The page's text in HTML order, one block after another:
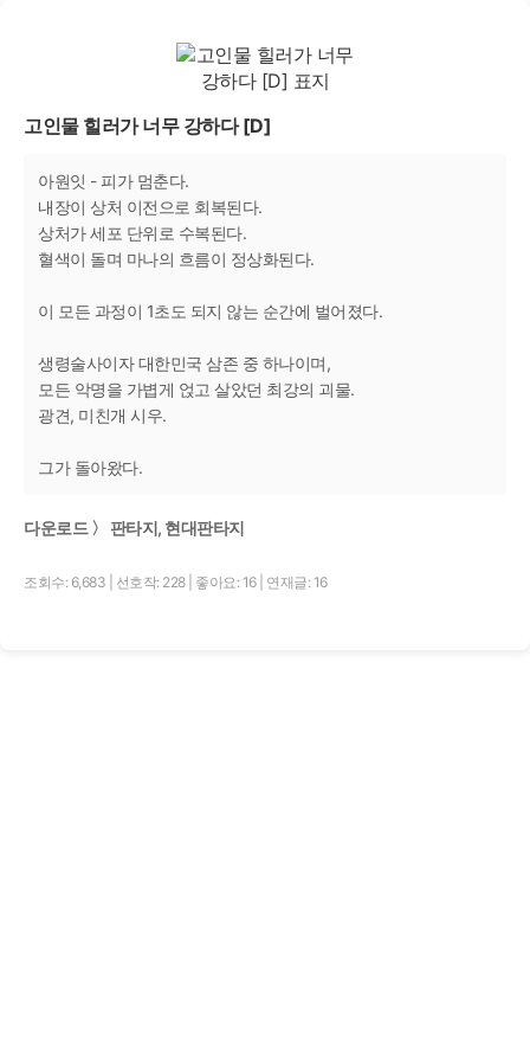
고인물 힐러가 너무 강하다 [D]
아원잇 - 피가 멈춘다.
내장이 상처 이전으로 회복된다.
상처가 세포 단위로 수복된다.
혈색이 돌며 마나의 흐름이 정상화된다.
이 모든 과정이 1초도 되지 않는 순간에 벌어졌다.
생령술사이자 대한민국 삼존 중 하나이며,
모든 악명을 가볍게 얹고 살았던 최강의 괴물.
광견, 미친개 시우.
그가 돌아왔다.
다운로드 〉 판타지, 현대판타지
조회수: 6,683 선호작: 228 좋아요: 16 연재글: 16